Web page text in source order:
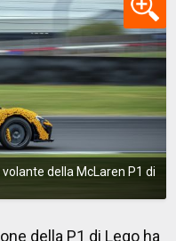
della McLaren P1 di
della P1 di Lego ha